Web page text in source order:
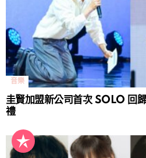
音樂
圭賢加盟新公司首次 SOLO 回
禮